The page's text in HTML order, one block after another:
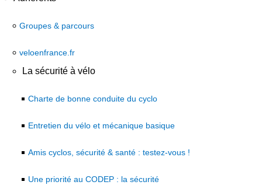
Groupes & parcours
veloenfrance.fr
La sécurité à vélo
Charte de bonne conduite du cyclo
Entretien du vélo et mécanique basique
Amis cyclos, sécurité & santé : testez-vous !
Une priorité au CODEP : la sécurité